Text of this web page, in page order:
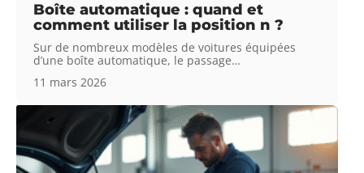
Boîte automatique : quand et
comment utiliser la position n ?
Sur de nombreux modèles de voitures équipées
d’une boîte automatique, le passage…
11 mars 2026